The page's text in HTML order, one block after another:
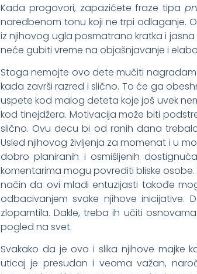
Kada progovori, zapazićete fraze tipa
naredbenom tonu koji ne trpi odlaganje.
iz njihovog ugla posmatrano kratka i
neće gubiti vreme na objašnjavanje i
Stoga nemojte ovo dete mučiti
kada završi razred i slično. To će ga
uspete kod malog deteta koje još uvek
kod tinejdžera. Motivacija može biti
slično. Ovu decu bi od ranih dana
Usled njihovog življenja za momenat i u
dobro planiranih i osmišljenih
komentarima mogu povrediti bliske
način da ovi mladi entuzijasti takođe
odbacivanjem svake njihove
zlopamtila. Dakle, treba ih učiti
pogled na svet.
Svakako da je ovo i slika njihove majke
uticaj je presudan i veoma važan,